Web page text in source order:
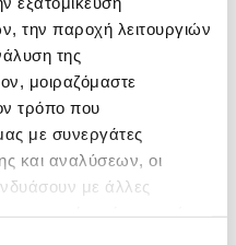
την παροχή λειτουργιών
της
μοιραζόμαστε
τρόπο που
με συνεργάτες
και αναλύσεων, οι
με άλλες
Τζούβελη στο
του δεύτερου...